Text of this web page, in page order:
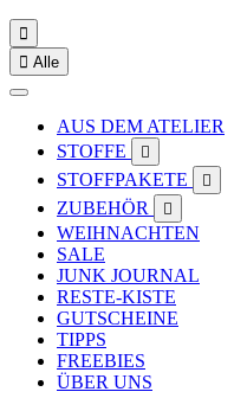

 Alle
AUS DEM ATELIER
STOFFE

STOFFPAKETE 
ZUBEHÖR 
WEIHNACHTEN
SALE
JUNK JOURNAL
RESTE-KISTE
GUTSCHEINE
TIPPS
FREEBIES
ÜBER UNS